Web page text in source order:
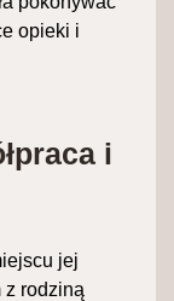
opieki i
i
jej
z rodziną